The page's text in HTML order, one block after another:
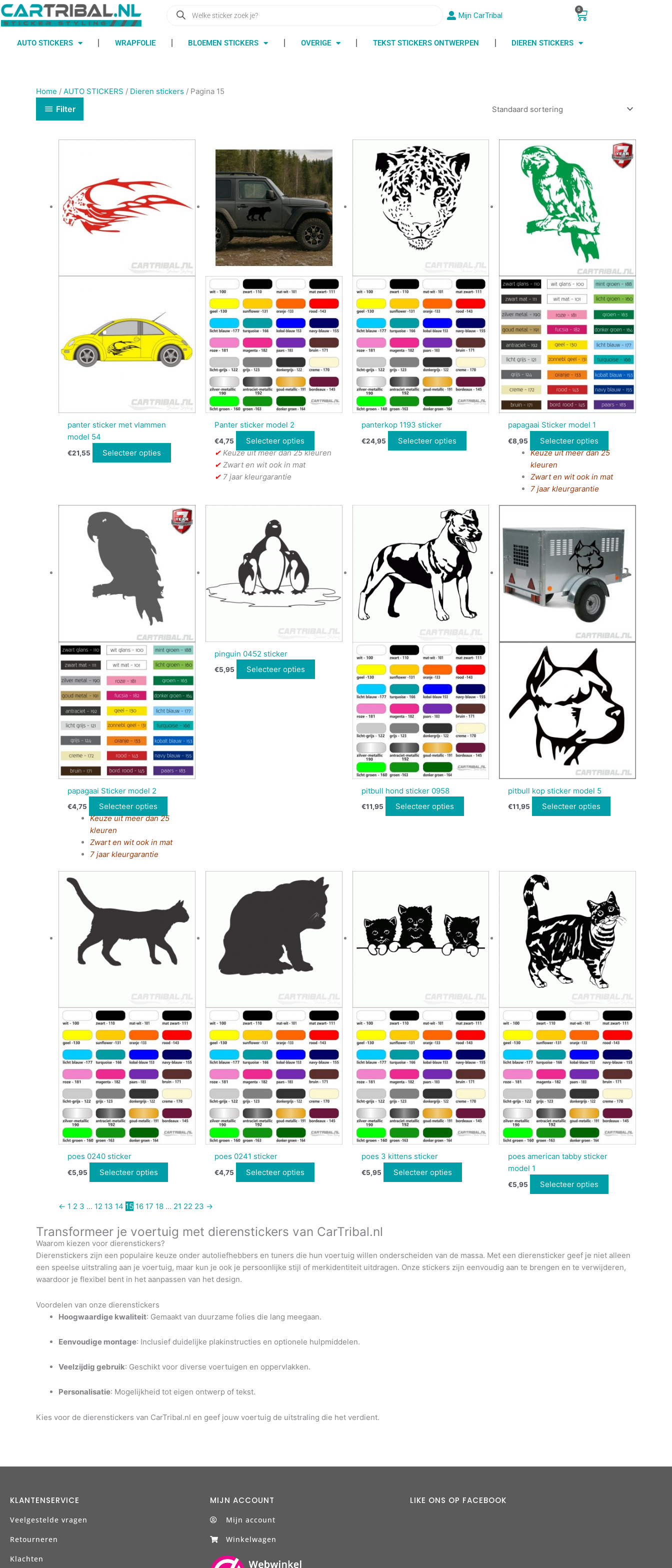
Ga
naar
de
inhoud
zoeken Mijn CarTribal
0
Winkelwagen
AUTO STICKERS WRAPFOLIE BLOEMEN STICKERS OVERIGE TEKST STICKERS ONTWERPEN DIEREN STICKERS
Home / AUTO STICKERS / Dieren stickers / Pagina 15
Filter
panter sticker met vlammen
model 54
€21,55 Selecteer opties
Panter sticker model 2
€4,75
Selecteer opties
✔Keuze uit meer dan 25 kleuren
✔Zwart en wit ook in mat
✔7 jaar kleurgarantie
panterkop 1193 sticker
€24,95 Selecteer opties
papagaai Sticker model 1
€8,95
Selecteer opties
Keuze uit meer dan 25
kleuren
Zwart en wit ook in mat
7 jaar kleurgarantie
papagaai Sticker model 2
€4,75
Selecteer opties
Keuze uit meer dan 25
kleuren
Zwart en wit ook in mat
7 jaar kleurgarantie
pinguin 0452 sticker
€5,95 Selecteer opties
pitbull hond sticker 0958
€11,95 Selecteer opties
pitbull kop sticker model 5
€11,95 Selecteer opties
poes 0240 sticker
€5,95 Selecteer opties
poes 0241 sticker
€4,75 Selecteer opties
poes 3 kittens sticker
€5,95 Selecteer opties
poes american tabby sticker
model 1
€5,95 Selecteer opties
← 1 2 3 … 12 13 14 15 16 17 18 … 21 22 23 →
Transformeer je voertuig met dierenstickers van CarTribal.nl
Waarom kiezen voor dierenstickers?
Dierenstickers zijn een populaire keuze onder autoliefhebbers en tuners die hun voertuig willen onderscheiden van de massa. Met een dierensticker geef je niet alleen
een speelse uitstraling aan je voertuig, maar kun je ook je persoonlijke stijl of merkidentiteit uitdragen. Onze stickers zijn eenvoudig aan te brengen en te verwijderen,
waardoor je flexibel bent in het aanpassen van het design.
Voordelen van onze dierenstickers
Hoogwaardige kwaliteit: Gemaakt van duurzame folies die lang meegaan.
Eenvoudige montage: Inclusief duidelijke plakinstructies en optionele hulpmiddelen.
Veelzijdig gebruik: Geschikt voor diverse voertuigen en oppervlakken.
Personalisatie: Mogelijkheid tot eigen ontwerp of tekst.
Kies voor de dierenstickers van CarTribal.nl en geef jouw voertuig de uitstraling die het verdient.
KLANTENSERVICE
Veelgestelde vragen
Retourneren
Klachten
MIJN ACCOUNT
Mijn account
Winkelwagen
LIKE ONS OP FACEBOOK